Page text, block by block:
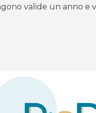
valide un anno e